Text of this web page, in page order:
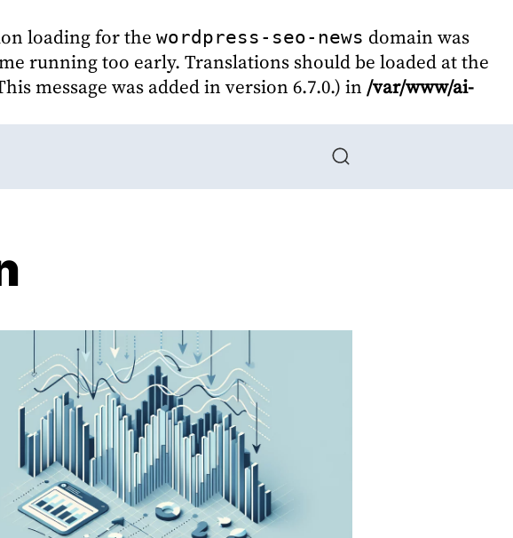
loading for the wordpress-seo-news domain was
running too early. Translations should be loaded at the
message was added in version 6.7.0.) in /var/www/ai-